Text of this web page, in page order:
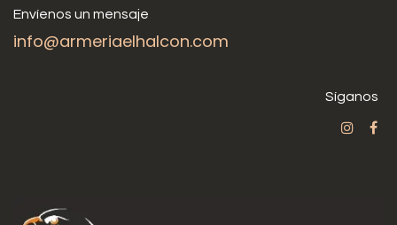
Envíenos un mensaje
info@armeriaelhalcon.com
Síganos